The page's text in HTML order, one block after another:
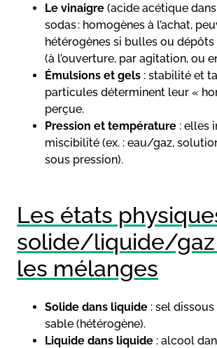
Le vinaigre (acide acétique dans
sodas : homogènes à l’achat,
hétérogènes si bulles ou
(à l’ouverture, par agitation, ou
Émulsions et gels : stabilité et
particules déterminent leur «
perçue.
Pression et température : elles
miscibilité (ex. : eau/gaz,
sous pression).
Les états
solide/liquide/gaz
les mélanges
Solide dans liquide : sel
sable (hétérogène).
Liquide dans liquide : alcool